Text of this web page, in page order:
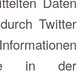
Twitter
in der